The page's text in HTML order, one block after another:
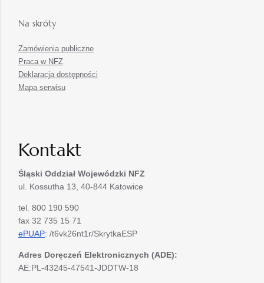
Na skróty
Zamówienia publiczne
Praca w NFZ
Deklaracja dostępności
Mapa serwisu
Kontakt
Śląski Oddział Wojewódzki NFZ
ul. Kossutha 13, 40-844 Katowice
tel. 800 190 590
fax 32 735 15 71
ePUAP: /t6vk26nt1r/SkrytkaESP
Adres Doręczeń Elektronicznych (ADE):
AE:PL-43245-47541-JDDTW-18